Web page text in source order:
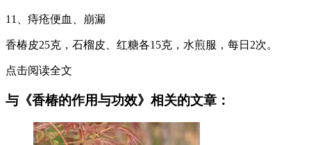
11、痔疮便血、崩漏
香椿皮25克，石榴皮、红糖各15克，水煎服，每日2次。
点击阅读全文
与《香椿的作用与功效》相关的文章：